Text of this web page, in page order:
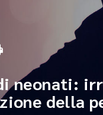
neonati:
della